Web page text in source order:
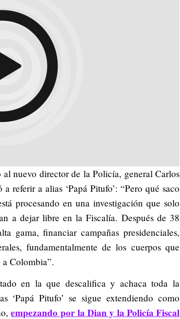
nuevo director de la Policía, general Carlos
referir a alias ‘Papá Pitufo’: “Pero qué saco
procesando en una investigación que solo
a dejar libre en la Fiscalía. Después de 38
gama, financiar campañas presidenciales,
fundamentalmente de los cuerpos que
Colombia”.
en la que descalifica y achaca toda la
‘Papá Pitufo’ se sigue extendiendo como
empezando por la Dian y la Policía Fiscal